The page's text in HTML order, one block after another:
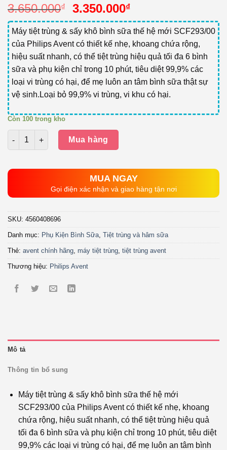
3.650.000₫
Giá
gốc
là:
3.650.000₫.
3.350.000₫Giá
hiện
tại
là:
3.350.000₫.
Máy tiệt trùng & sấy khô bình sữa thế hệ mới SCF293/00
của Philips Avent có thiết kế nhẹ, khoang chứa rộng,
hiệu suất nhanh, có thể tiệt trùng hiệu quả tối đa 6 bình
sữa và phụ kiện chỉ trong 10 phút, tiêu diệt 99,9% các
loại vi trùng có hại, để mẹ luôn an tâm bình sữa thật sự
vệ sinh.Loại bỏ 99,9% vi trùng, vi khu có hại.
Còn 100 trong kho
Số lượng
Mua hàng
MUA NGAY
Gọi điện xác nhận và giao hàng tận nơi
SKU: 4560408696
Danh mục: Phụ Kiện Bình Sữa, Tiệt trùng và hâm sữa
Thẻ: avent chính hãng, máy tiệt trùng, tiệt trùng avent
Thương hiệu: Philips Avent
Mô tả
Thông tin bổ sung
Máy tiệt trùng & sấy khô bình sữa thế hệ mới
SCF293/00 của Philips Avent có thiết kế nhẹ, khoang
chứa rộng, hiệu suất nhanh, có thể tiệt trùng hiệu quả
tối đa 6 bình sữa và phụ kiện chỉ trong 10 phút, tiêu diệt
99,9% các loại vi trùng có hại, để mẹ luôn an tâm bình